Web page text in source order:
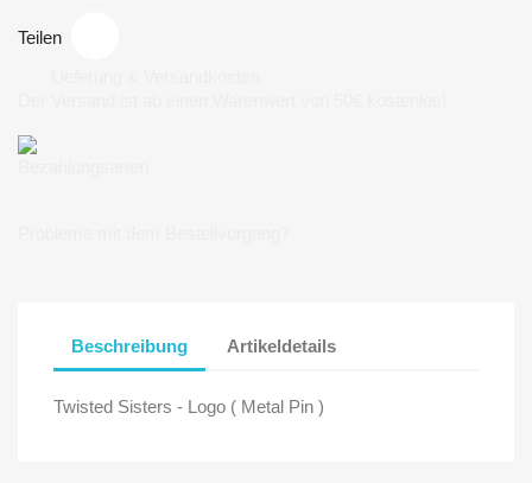
Teilen
Beschreibung Artikeldetails
Twisted Sisters - Logo ( Metal Pin )